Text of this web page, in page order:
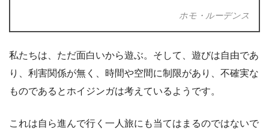
ホモ・ルーデンス
私たちは、ただ面白いから遊ぶ。そして、遊びは自由であ
り、利害関係が無く、時間や空間に制限があり、不確実な
ものであるとホイジンガは考えているようです。
これは自ら進んで行く一人旅にも当てはまるのではないで